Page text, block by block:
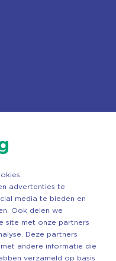
advertenties te
media te bieden en
Ook delen we
site met onze partners
Deze partners
andere informatie die
verzameld op basis